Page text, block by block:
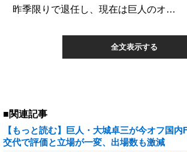
昨季限りで退任し、現在は巨人のオ…
全文表示する
■関連記事
【もっと読む】巨人・大城卓三が今オフ国
交代で評価と立場が一変、出場数も激減